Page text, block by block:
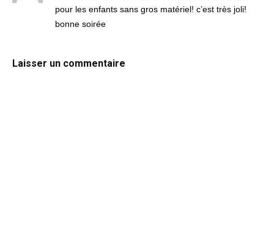
pour les enfants sans gros matériel! c’est très joli!
bonne soirée
Laisser un commentaire